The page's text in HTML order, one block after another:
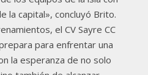
la capital», concluyó Brito.
el CV Sayre CC
para enfrentar una
la esperanza de no solo